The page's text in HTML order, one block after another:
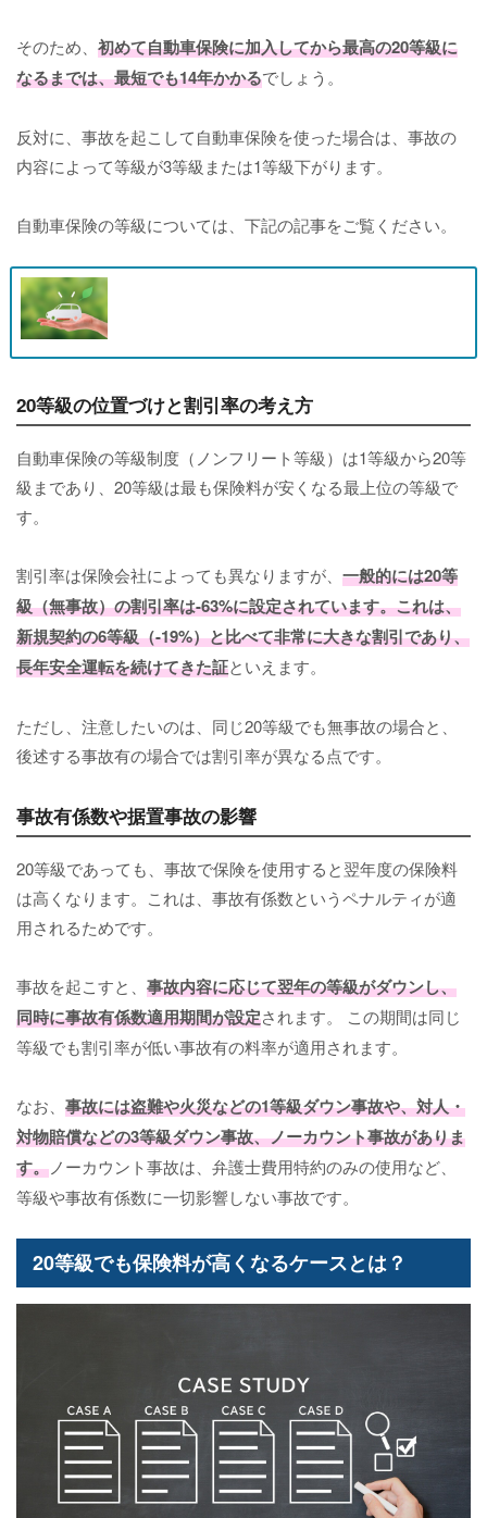
そのため、 初めて自動車保険に加入してから最高の20等級に
なるまでは、最短でも14年かかるでしょう。
反対に、事故を起こして自動車保険を使った場合は、事故の
内容によって等級が3等級または1等級下がります。
自動車保険の等級については、下記の記事をご覧ください。
20等級の位置づけと割引率の考え方
自動車保険の等級制度（ノンフリート等級）は1等級から20等
級まであり、20等級は最も保険料が安くなる最上位の等級で
す。
割引率は保険会社によっても異なりますが、 一般的には20等
級（無事故）の割引率は-63%に設定されています。これは、
新規契約の6等級（-19%）と比べて非常に大きな割引であり、
長年安全運転を続けてきた証といえます。
ただし、注意したいのは、同じ20等級でも無事故の場合と、
後述する事故有の場合では割引率が異なる点です。
事故有係数や据置事故の影響
20等級であっても、事故で保険を使用すると翌年度の保険料
は高くなります。これは、事故有係数というペナルティが適
用されるためです。
事故を起こすと、 事故内容に応じて翌年の等級がダウンし、
同時に事故有係数適用期間が設定されます。 この期間は同じ
等級でも割引率が低い事故有の料率が適用されます。
なお、 事故には盗難や火災などの1等級ダウン事故や、対人・
対物賠償などの3等級ダウン事故、ノーカウント事故がありま
す。ノーカウント事故は、弁護士費用特約のみの使用など、
等級や事故有係数に一切影響しない事故です。
20等級でも保険料が高くなるケースとは？